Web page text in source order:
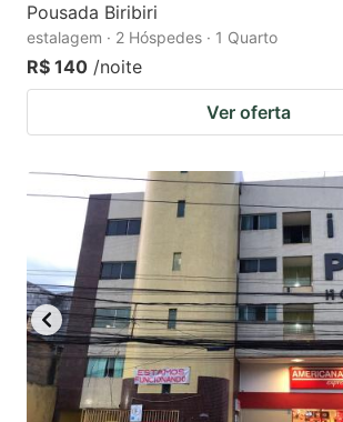
Pousada Biribiri
estalagem · 2 Hóspedes · 1 Quarto
R$ 140 /noite
Ver oferta